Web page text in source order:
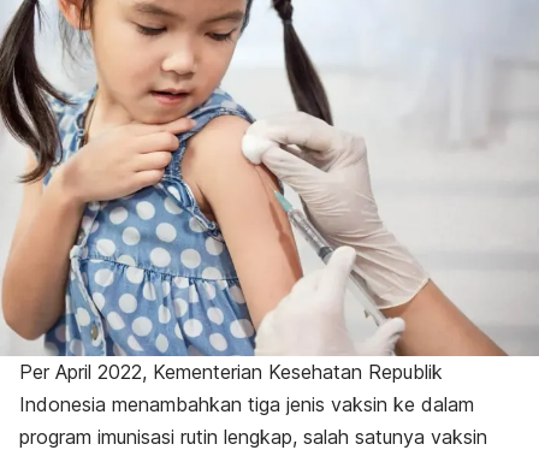
Per April 2022, Kementerian Kesehatan Republik
Indonesia menambahkan tiga jenis vaksin ke dalam
program imunisasi rutin lengkap, salah satunya vaksin